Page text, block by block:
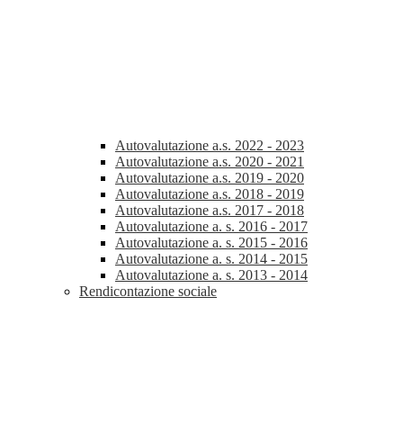
Autovalutazione a.s. 2022 - 2023
Autovalutazione a.s. 2020 - 2021
Autovalutazione a.s. 2019 - 2020
Autovalutazione a.s. 2018 - 2019
Autovalutazione a.s. 2017 - 2018
Autovalutazione a. s. 2016 - 2017
Autovalutazione a. s. 2015 - 2016
Autovalutazione a. s. 2014 - 2015
Autovalutazione a. s. 2013 - 2014
Rendicontazione sociale